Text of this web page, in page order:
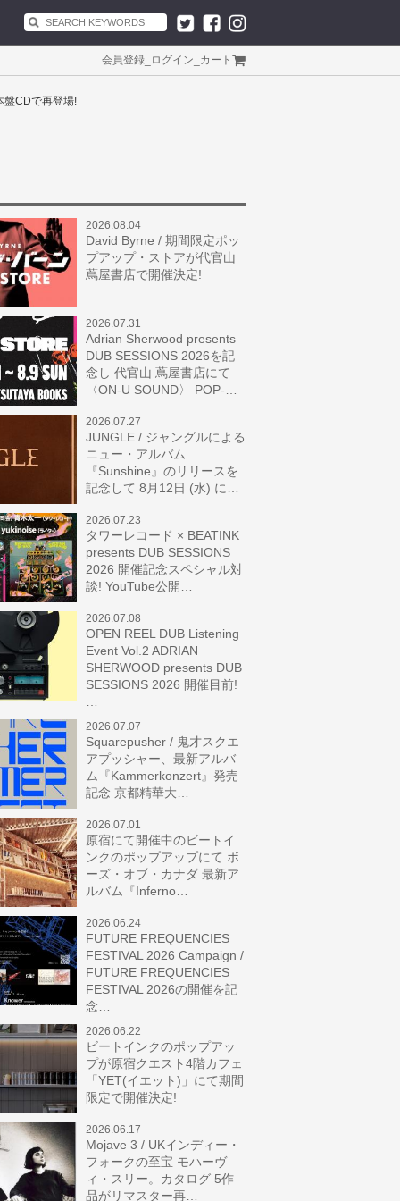
会員登録 ログイン カート
盤CDで再登場!
2026.08.04
David Byrne / 期間限定ポッ
プアップ・ストアが代官山
蔦屋書店で開催決定!
2026.07.31
Adrian Sherwood presents
DUB SESSIONS 2026を記
念し 代官山 蔦屋書店にて
〈ON-U SOUND〉 POP-…
2026.07.27
JUNGLE / ジャングルによる
ニュー・アルバム
『Sunshine』のリリースを
記念して 8月12日 (水) に…
2026.07.23
タワーレコード × BEATINK
presents DUB SESSIONS
2026 開催記念スペシャル対
談! YouTube公開…
2026.07.08
OPEN REEL DUB Listening
Event Vol.2 ADRIAN
SHERWOOD presents DUB
SESSIONS 2026 開催目前!
2026.07.07
Squarepusher / 鬼才スクエ
アプッシャー、最新アルバ
ム『Kammerkonzert』発売
記念 京都精華大…
2026.07.01
原宿にて開催中のビートイ
ンクのポップアップにて ボ
ーズ・オブ・カナダ 最新ア
ルバム『Inferno…
2026.06.24
FUTURE FREQUENCIES
FESTIVAL 2026 Campaign /
FUTURE FREQUENCIES
FESTIVAL 2026の開催を記
念…
2026.06.22
ビートインクのポップアッ
プが原宿クエスト4階カフェ
「YET(イエット)」にて期間
限定で開催決定!
2026.06.17
Mojave 3 / UKインディー・
フォークの至宝 モハーヴ
ィ・スリー。カタログ 5作
品がリマスター再…